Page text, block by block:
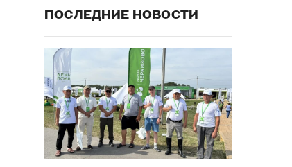
ПОСЛЕДНИЕ НОВОСТИ